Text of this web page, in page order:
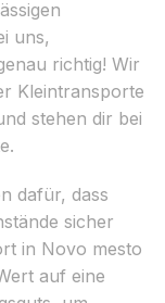
uns,
richtig! Wir
Kleintransporte
stehen dir bei
dafür, dass
sicher
in Novo mesto
auf eine